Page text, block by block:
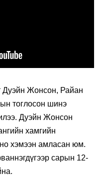
Дуэйн Жонсон, Райан
тоглосон шинэ
Дуэйн Жонсон
хамгийн
хэмээн амласан юм.
сарын 12-